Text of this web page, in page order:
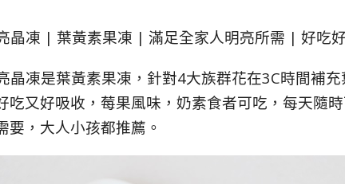
晶凍 | 葉黃素果凍 | 滿足全家人明亮所需 | 好吃
晶凍是葉黃素果凍，針對4大族群花在3C時間補
吃又好吸收，莓果風味，奶素食者可吃，每天隨
要，大人小孩都推薦。